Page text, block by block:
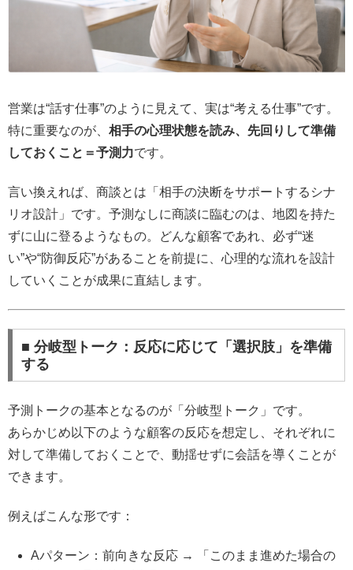
営業は“話す仕事”のように見えて、実は“考える仕事”です。
特に重要なのが、 相手の心理状態を読み、先回りして準備
しておくこと＝予測力です。
言い換えれば、商談とは「相手の決断をサポートするシナ
リオ設計」です。予測なしに商談に臨むのは、地図を持た
ずに山に登るようなもの。どんな顧客であれ、必ず“迷
い”や“防御反応”があることを前提に、心理的な流れを設計
していくことが成果に直結します。
■ 分岐型トーク：反応に応じて「選択肢」を準備
する
予測トークの基本となるのが「分岐型トーク」です。
あらかじめ以下のような顧客の反応を想定し、それぞれに
対して準備しておくことで、動揺せずに会話を導くことが
できます。
例えばこんな形です：
Aパターン：前向きな反応 → 「このまま進めた場合の